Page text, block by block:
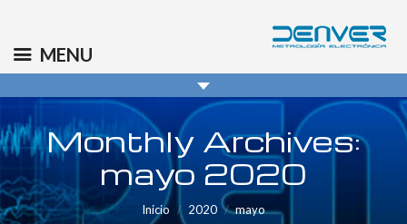
info@denver.es
Monthly Archives:
mayo 2020
You are here: Inicio 2020 mayo
MENU